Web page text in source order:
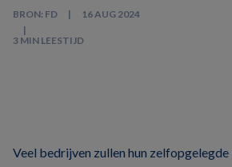
BRON: FD 16 AUG 2024
3 MIN LEESTIJD
Veel bedrijven zullen hun